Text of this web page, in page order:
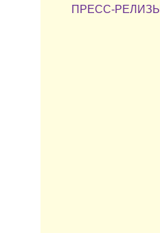
ПРЕСС-РЕЛИЗЫ